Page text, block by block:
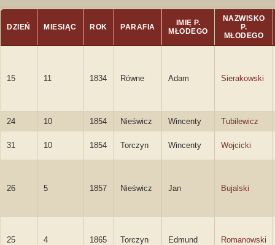
DZIEŃ MIESIĄC ROK PARAFIA
IMIĘ P.
MŁODEGO
NAZWISKO
P.
MŁODEGO
15 11 1834 Równe Adam Sierakowski
24 10 1854 Nieświcz Wincenty Tubilewicz
31 10 1854 Torczyn Wincenty Wojcicki
26 5 1857 Nieświcz Jan Bujalski
25 4 1865 Torczyn Edmund Romanowski